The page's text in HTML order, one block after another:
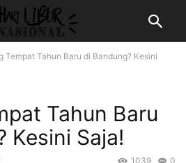
Tempat Tahun Baru di Bandung? Kesini
Tahun Baru
Kesini Saja!
0
1039